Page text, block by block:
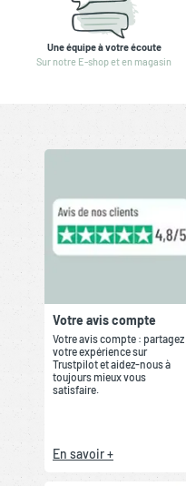
Une équipe à votre écoute
Sur notre E-shop et en magasin
Votre avis compte
Votre avis compte : partagez
votre expérience sur
Trustpilot et aidez-nous à
toujours mieux vous
satisfaire.
En savoir +